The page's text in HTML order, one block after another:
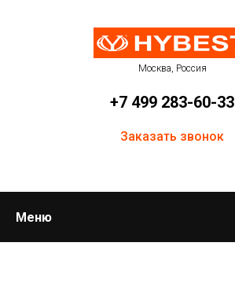
Москва, Россия
+7 499 283-60-33
Заказать звонок
Меню